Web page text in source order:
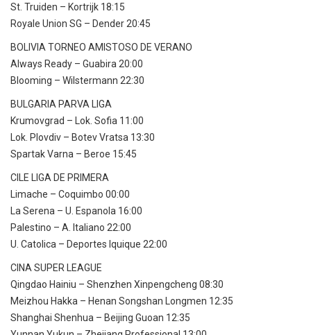
St. Truiden – Kortrijk 18:15
Royale Union SG – Dender 20:45
BOLIVIA TORNEO AMISTOSO DE VERANO
Always Ready – Guabira 20:00
Blooming – Wilstermann 22:30
BULGARIA PARVA LIGA
Krumovgrad – Lok. Sofia 11:00
Lok. Plovdiv – Botev Vratsa 13:30
Spartak Varna – Beroe 15:45
CILE LIGA DE PRIMERA
Limache – Coquimbo 00:00
La Serena – U. Espanola 16:00
Palestino – A. Italiano 22:00
U. Catolica – Deportes Iquique 22:00
CINA SUPER LEAGUE
Qingdao Hainiu – Shenzhen Xinpengcheng 08:30
Meizhou Hakka – Henan Songshan Longmen 12:35
Shanghai Shenhua – Beijing Guoan 12:35